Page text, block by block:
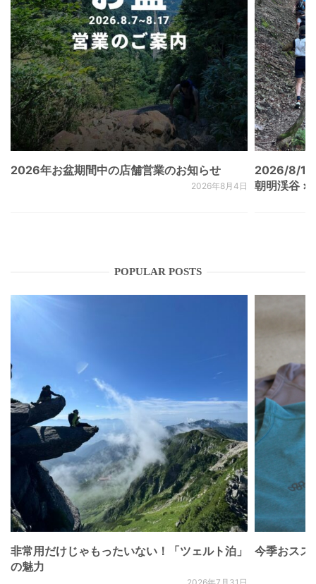
2026年お盆期間中の店舗営業のお知らせ
2026年8月4日
2026/8/
朝明渓谷 ×
POPULAR POSTS
非常用だけじゃもったいない！「ツェルト泊」
の魅力
今季おスス